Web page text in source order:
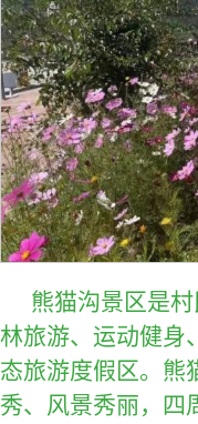
熊猫沟景区是
林旅游、运动健身
态旅游度假区。熊
秀、风景秀丽，四